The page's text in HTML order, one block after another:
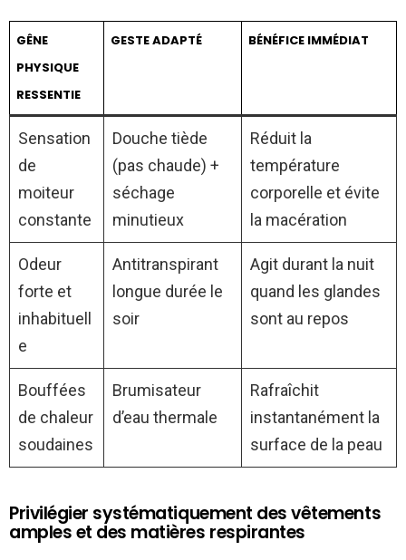
GÊNE
PHYSIQUE
RESSENTIE
GESTE ADAPTÉ BÉNÉFICE IMMÉDIAT
Sensation
de
moiteur
constante
Douche tiède
(pas chaude) +
séchage
minutieux
Réduit la
température
corporelle et évite
la macération
Odeur
forte et
inhabituell
e
Antitranspirant
longue durée le
soir
Agit durant la nuit
quand les glandes
sont au repos
Bouffées
de chaleur
soudaines
Brumisateur
d’eau thermale
Rafraîchit
instantanément la
surface de la peau
Privilégier systématiquement des vêtements
amples et des matières respirantes